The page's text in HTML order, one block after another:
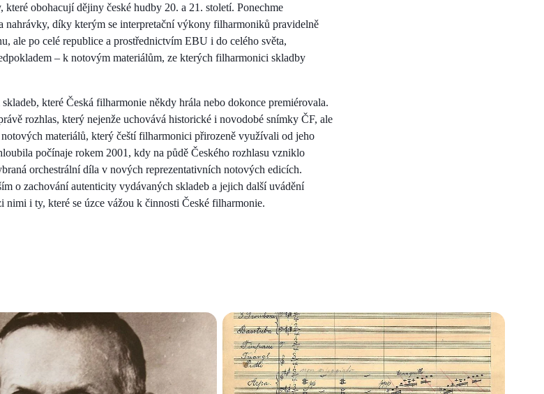
obohacují dějiny české hudby 20. a 21. století. Ponechme
nahrávky, díky kterým se interpretační výkony filharmoniků pravidelně
ale po celé republice a prostřednictvím EBU i do celého světa,
– k notovým materiálům, ze kterých filharmonici skladby
které Česká filharmonie někdy hrála nebo dokonce premiérovala.
rozhlas, který nejenže uchovává historické i novodobé snímky ČF, ale
materiálů, který čeští filharmonici přirozeně využívali od jeho
počínaje rokem 2001, kdy na půdě Českého rozhlasu vzniklo
orchestrální díla v nových reprezentativních notových edicích.
o zachování autenticity vydávaných skladeb a jejich další uvádění
nimi i ty, které se úzce vážou k činnosti České filharmonie.